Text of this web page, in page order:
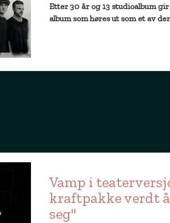
Etter 30 år og 13 studioalbum
album som høres ut som et av
Vamp i
kraftpakke verdt
seg"